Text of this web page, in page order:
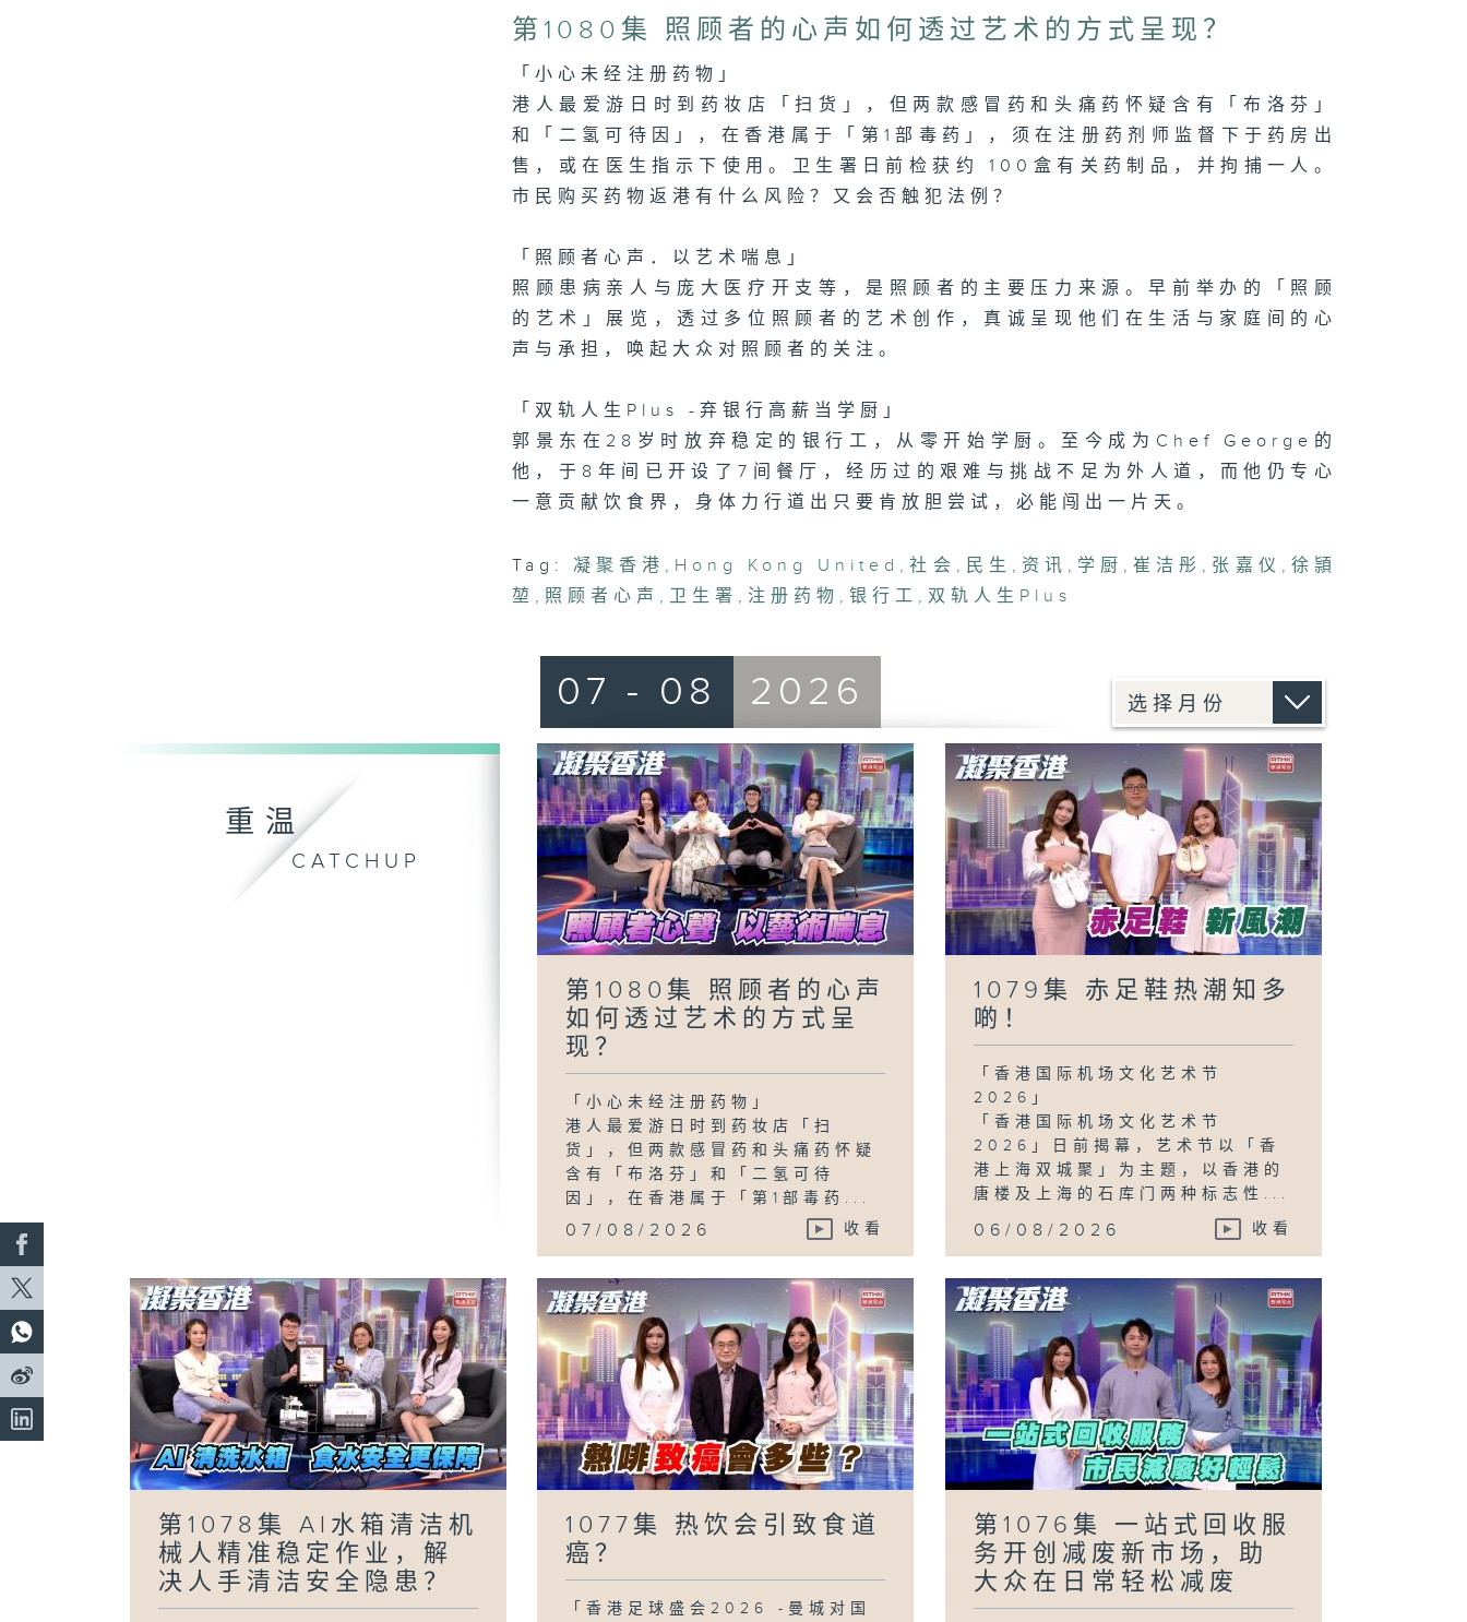
23
minutes,
secondsVolume
90%
第1080集 照顾者的心声如何透过艺术的方式呈现？
「小心未经注册药物」
港人最爱游日时到药妆店「扫货」，但两款感冒药和头痛药怀疑含有「布洛芬」
和「二氢可待因」，在香港属于「第1部毒药」，须在注册药剂师监督下于药房出
售，或在医生指示下使用。卫生署日前检获约 100盒有关药制品，并拘捕一人。
市民购买药物返港有什么风险？又会否触犯法例？
「照顾者心声．以艺术喘息」
照顾患病亲人与庞大医疗开支等，是照顾者的主要压力来源。早前举办的「照顾
的艺术」展览，透过多位照顾者的艺术创作，真诚呈现他们在生活与家庭间的心
声与承担，唤起大众对照顾者的关注。
「双轨人生Plus -弃银行高薪当学厨」
郭景东在28岁时放弃稳定的银行工，从零开始学厨。至今成为Chef George的
他，于8年间已开设了7间餐厅，经历过的艰难与挑战不足为外人道，而他仍专心
一意贡献饮食界，身体力行道出只要肯放胆尝试，必能闯出一片天。
Tag: 凝聚香港 , Hong Kong United ,社会 , 民生 , 资讯 , 学厨 ,崔洁彤 , 张嘉仪 , 徐頴
堃 , 照顾者心声 , 卫生署 , 注册药物 , 银行工 , 双轨人生Plus
重温
CATCHUP
07 - 08 2026
第1080集 照顾者的心声
如何透过艺术的方式呈
现？
「小心未经注册药物」
港人最爱游日时到药妆店「扫
货」，但两款感冒药和头痛药怀疑
含有「布洛芬」和「二氢可待
因」，在香港属于「第1部毒药...
07/08/2026 收看
1079集 赤足鞋热潮知多
啲！
「香港国际机场文化艺术节
2026」
「香港国际机场文化艺术节
2026」日前揭幕，艺术节以「香
港上海双城聚」为主题，以香港的
唐楼及上海的石库门两种标志性...
06/08/2026 收看
第1078集 AI水箱清洁机
械人精准稳定作业，解
决人手清洁安全隐患？
1077集 热饮会引致食道
癌？
「香港足球盛会2026 -曼城对国
第1076集 一站式回收服
务开创减废新市场，助
大众在日常轻松减废